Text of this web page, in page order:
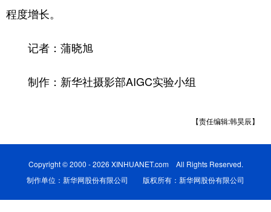
程度增长。
记者：蒲晓旭
制作：新华社摄影部AIGC实验小组
【责任编辑:韩昊辰】
Copyright © 2000 - 2026 XINHUANET.com All Rights Reserved.
制作单位：新华网股份有限公司 版权所有：新华网股份有限公司